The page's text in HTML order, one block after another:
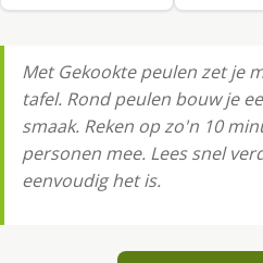
Met Gekookte peulen zet je
tafel. Rond peulen bouw je
smaak. Reken op zo'n 10
personen mee. Lees snel
eenvoudig het is.